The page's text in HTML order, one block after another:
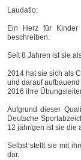
Laudatio:
Ein Herz für
beschreiben.
Seit 8 Jahren ist sie
2014 hat sie sich als
und darauf aufbauend
2016 ihre
Aufgrund dieser
Deutsche
12 jährigen ist sie die
Selbst stellt sie mit
dar.